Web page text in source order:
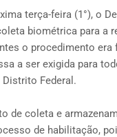
terça-feira (1°), o
biométrica para a
o procedimento
a ser exigida para
Federal.
de coleta e
de habilitação,